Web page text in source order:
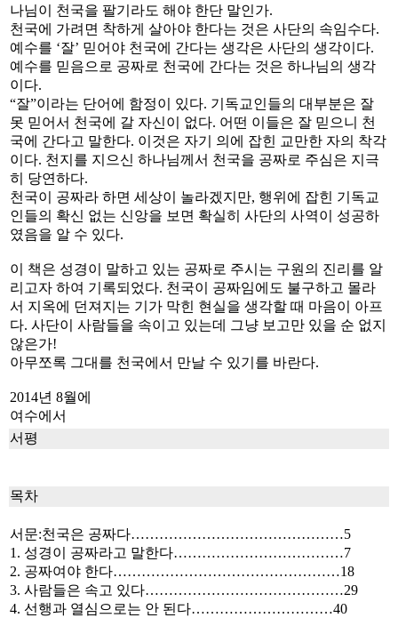
나님이 천국을 팔기라도 해야 한단 말인가.
천국에 가려면 착하게 살아야 한다는 것은 사단의 속임수다.
예수를 ‘잘’ 믿어야 천국에 간다는 생각은 사단의 생각이다.
예수를 믿음으로 공짜로 천국에 간다는 것은 하나님의 생각
이다.
“잘”이라는 단어에 함정이 있다. 기독교인들의 대부분은 잘
못 믿어서 천국에 갈 자신이 없다. 어떤 이들은 잘 믿으니 천
국에 간다고 말한다. 이것은 자기 의에 잡힌 교만한 자의 착각
이다. 천지를 지으신 하나님께서 천국을 공짜로 주심은 지극
히 당연하다.
천국이 공짜라 하면 세상이 놀라겠지만, 행위에 잡힌 기독교
인들의 확신 없는 신앙을 보면 확실히 사단의 사역이 성공하
였음을 알 수 있다.
이 책은 성경이 말하고 있는 공짜로 주시는 구원의 진리를 알
리고자 하여 기록되었다. 천국이 공짜임에도 불구하고 몰라
서 지옥에 던져지는 기가 막힌 현실을 생각할 때 마음이 아프
다. 사단이 사람들을 속이고 있는데 그냥 보고만 있을 순 없지
않은가!
아무쪼록 그대를 천국에서 만날 수 있기를 바란다.
2014년 8월에
여수에서
서평
목차
서문:천국은 공짜다………………………………………5
1. 성경이 공짜라고 말한다………………………………7
2. 공짜여야 한다…………………………………………18
3. 사람들은 속고 있다……………………………………29
4. 선행과 열심으로는 안 된다…………………………40